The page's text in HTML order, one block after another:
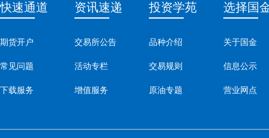
快速通道
期货开户
常见问题
下载服务
资讯速递
交易所公告
活动专栏
增值服务
投资学苑
品种介绍
交易规则
原油专题
选择国
关于国金
信息公示
营业网点